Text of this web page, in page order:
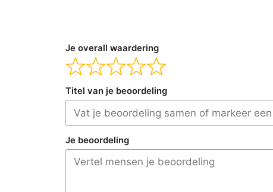
Je overall waardering
Titel van je beoordeling
Je beoordeling